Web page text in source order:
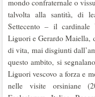
mondo confraternale o
talvolta alla santità, di
Settecento – il
Liguori e Gerardo Maiella,
di vita, mai disgiunti
questo ambito, si
Liguori vescovo a forza e
nelle visite orsiniane